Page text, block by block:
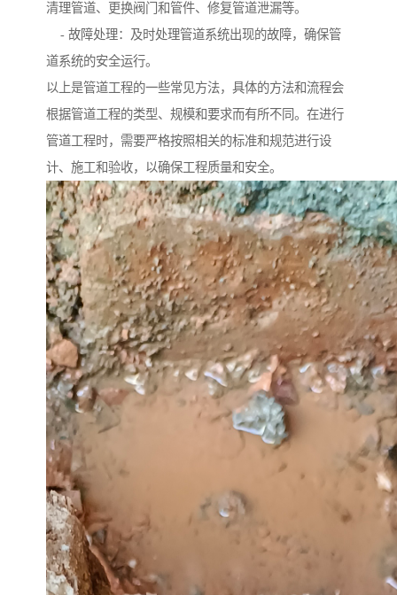
清理管道、更换阀门和管件、修复管道泄漏等。
- 故障处理：及时处理管道系统出现的故障，确保管
道系统的安全运行。
以上是管道工程的一些常见方法，具体的方法和流程会
根据管道工程的类型、规模和要求而有所不同。在进行
管道工程时，需要严格按照相关的标准和规范进行设
计、施工和验收，以确保工程质量和安全。